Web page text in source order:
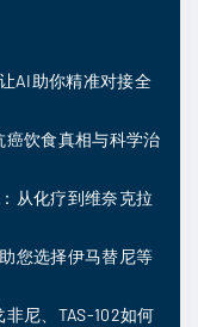
AI助你精准对接全
饮食真相与科学治
从化疗到维奈克拉
您选择伊马替尼等
尼、TAS-102如何